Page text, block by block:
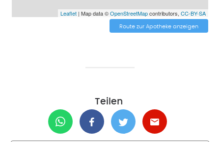
Leaflet| Map data ©OpenStreetMapcontributors, CC-BY-SA
Route zur Apotheke anzeigen
Teilen